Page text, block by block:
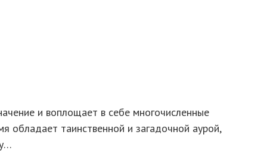
и воплощает в себе многочисленные
обладает таинственной и загадочной аурой,